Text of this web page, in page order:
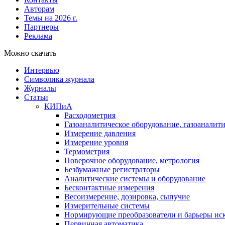
Авторам
Темы на 2026 г.
Партнеры
Реклама
Можно скачать
Интервью
Символика журнала
Журналы
Статьи
КИПиА
Расходометрия
Газоаналитическое оборудование,
Измерение давления
Измерение уровня
Термометрия
Поверочное оборудование, метрология
Безбумажные регистраторы
Аналитические системы и оборудование
Бесконтактные измерения
Весоизмерение, дозировка, сыпучие
Измерительные системы
Нормирующие преобразователи и барьеры